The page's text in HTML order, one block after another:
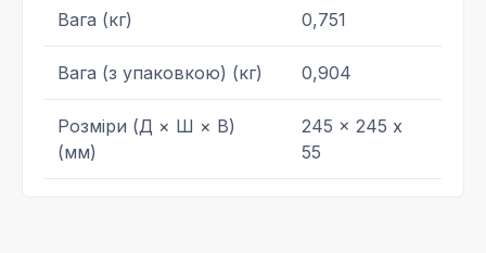
Вага (кг) 0,751
Вага (з упаковкою) (кг) 0,904
Розміри (Д × Ш × В)
(мм)
245 x 245 x
55